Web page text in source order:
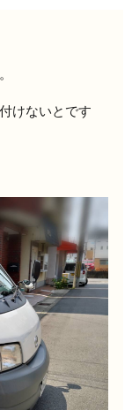
けないとです